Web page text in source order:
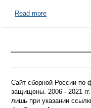
Read more
Сайт сборной России по
защищены. 2006 - 2021
лишь при указании